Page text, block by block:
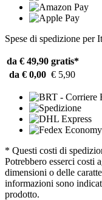
Spese di spedizione per
da € 49,90 gratis*
da € 0,00 € 5,90
* Questi costi di
Potrebbero esserci costi
dimensioni o delle
informazioni sono
prodotto.